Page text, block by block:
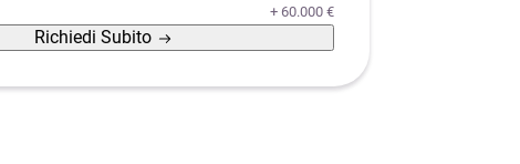
+ 60.000 €
Richiedi Subito